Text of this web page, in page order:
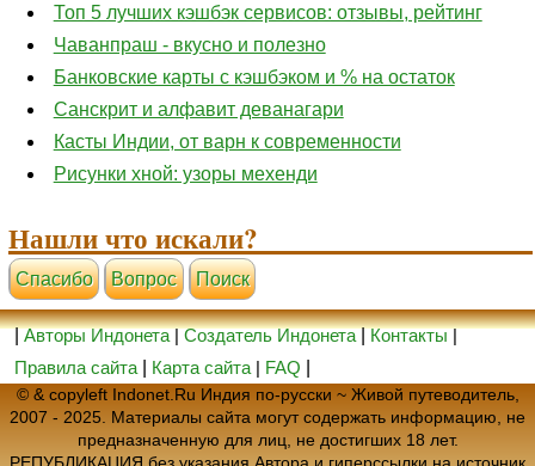
Топ 5 лучших кэшбэк сервисов: отзывы, рейтинг
Чаванпраш - вкусно и полезно
Банковские карты с кэшбэком и % на остаток
Санскрит и алфавит деванагари
Касты Индии, от варн к современности
Рисунки хной: узоры мехенди
Нашли что искали?
Cпасибо Вопрос Поиск
|Авторы Индонета|Создатель Индонета|Контакты|
Правила сайта
Карта сайта | FAQ
© & copyleft Indonet.Ru Индия по-русски ~ Живой путеводитель,
2007 - 2025. Материалы сайта могут содержать информацию, не
предназначенную для лиц, не достигших 18 лет.